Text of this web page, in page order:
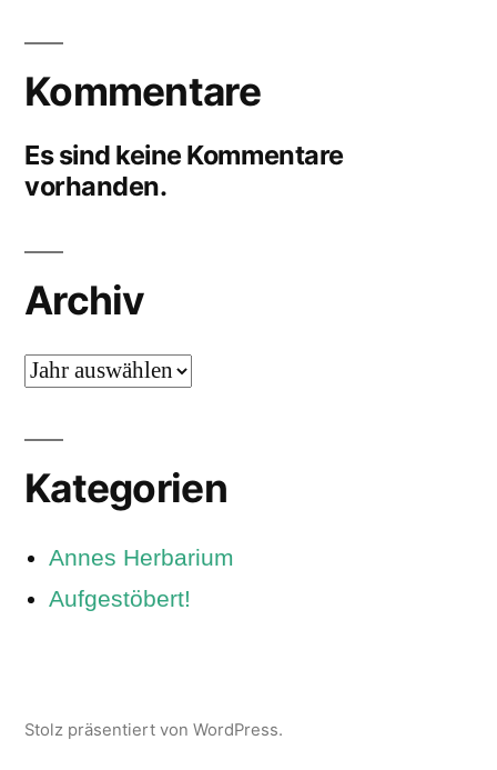
Kommentare
Es sind keine Kommentare
vorhanden.
Archiv
Archiv
Kategorien
Annes Herbarium
Aufgestöbert!
Stolz präsentiert von WordPress.